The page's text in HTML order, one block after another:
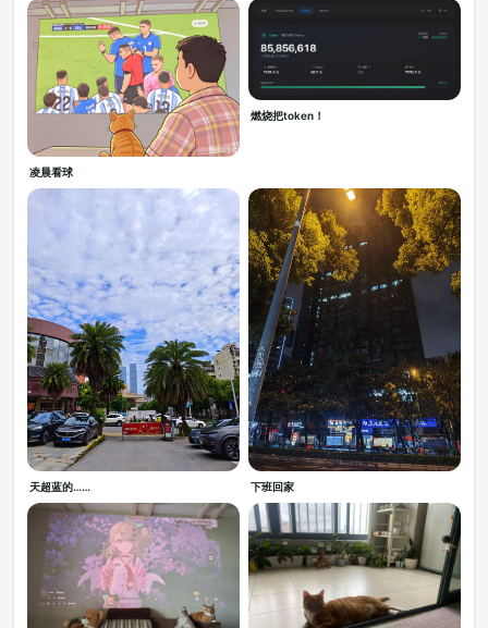
凌晨看球
燃烧把token！
天超蓝的…… 下班回家